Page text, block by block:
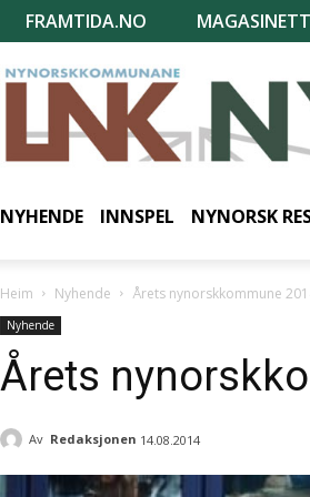
FRAMTIDA.NO MAGASINETT
NYHENDE INNSPEL NYNORSK
Heim Nyhende Årets nynorskkommune
Nyhende
Årets
Av Redaksjonen 14.08.2014